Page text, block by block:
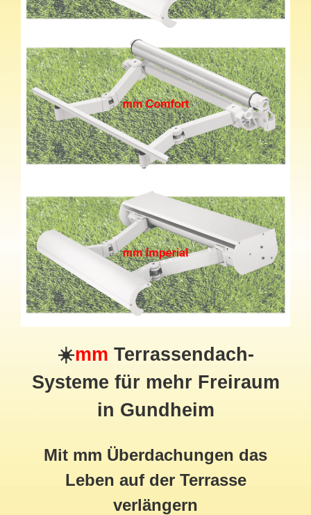
☀️mm Terrassendach-
Systeme für mehr Freiraum
in Gundheim
Mit mm Überdachungen das
Leben auf der Terrasse
verlängern